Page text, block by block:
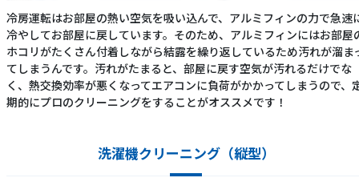
冷房運転はお部屋の熱い空気を吸い込んで、アルミフィンの力で急速
冷やしてお部屋に戻しています。そのため、アルミフィンにはお部屋
ホコリがたくさん付着しながら結露を繰り返しているため汚れが溜ま
てしまうんです。汚れがたまると、部屋に戻す空気が汚れるだけでな
く、熱交換効率が悪くなってエアコンに負荷がかかってしまうので、
期的にプロのクリーニングをすることがオススメです！
洗濯機クリーニング（縦型）